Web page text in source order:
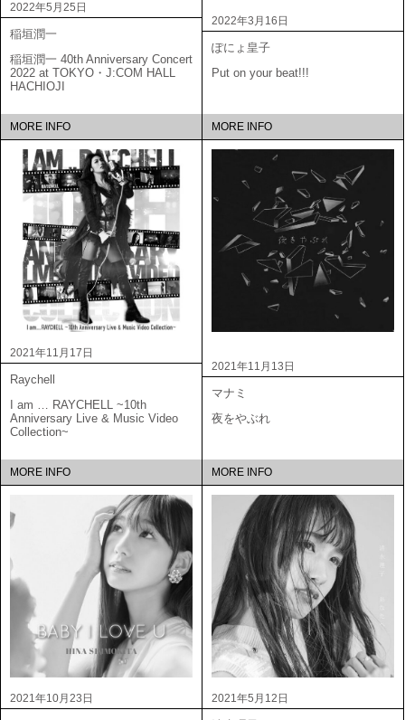
2022年5月25日
稲垣潤一
稲垣潤一 40th Anniversary Concert
2022 at TOKYO・J:COM HALL
HACHIOJI
MORE INFO
2022年3月16日
ぽにょ皇子
Put on your beat!!!
MORE INFO
2021年11月17日
Raychell
I am … RAYCHELL ~10th
Anniversary Live & Music Video
Collection~
MORE INFO
2021年11月13日
マナミ
夜をやぶれ
MORE INFO
2021年10月23日 2021年5月12日